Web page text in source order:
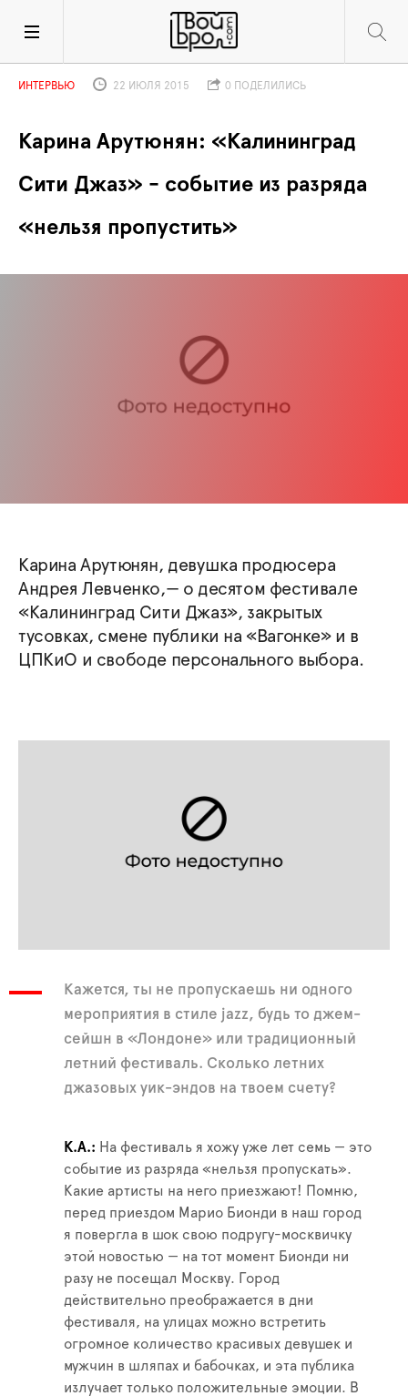
Карина Арутюнян: «Калининград
Сити Джаз» - событие из разряда
«нельзя пропустить»
ИНТЕРВЬЮ 22 ИЮЛЯ 2015 0 ПОДЕЛИЛИСЬ
Карина Арутюнян, девушка продюсера
Андрея Левченко,— о десятом фестивале
«Калининград Сити Джаз», закрытых
тусовках, смене публики на «Вагонке» и в
ЦПКиО и свободе персонального выбора.
Кажется, ты не пропускаешь ни одного
мероприятия в стиле jazz, будь то джем-
сейшн в «Лондоне» или традиционный
летний фестиваль. Сколько летних
джазовых уик-эндов на твоем счету?
К.А.
На фестиваль я хожу уже лет семь — это
событие из разряда «нельзя пропускать».
Какие артисты на него приезжают! Помню,
перед приездом Марио Бионди в наш город
я повергла в шок свою подругу-москвичку
этой новостью — на тот момент Бионди ни
разу не посещал Москву. Город
действительно преображается в дни
фестиваля, на улицах можно встретить
огромное количество красивых девушек и
мужчин в шляпах и бабочках, и эта публика
излучает только положительные эмоции. В